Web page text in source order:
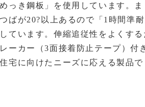
っき鋼板」を使用しています。ま
ばが20?以上あるので「1時間準
ています。伸縮追従性をよくする
ーカー（3面接着防止テープ）付
宅に向けたニーズに応える製品で